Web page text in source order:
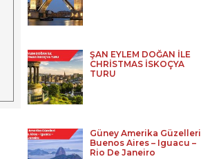
ŞAN EYLEM DOĞAN İLE
CHRİSTMAS İSKOÇYA
TURU
Güney Amerika Güzelleri
Buenos Aires – Iguacu –
Rio De Janeiro